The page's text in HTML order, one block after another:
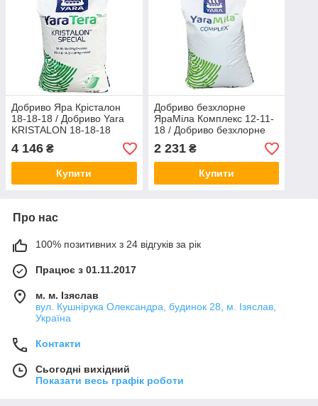
Добриво Яра Крісталон
18-18-18 / Добриво Yara
KRISTALON 18-18-18
SPECIAL (25 кг)
4 146 ₴
Купити
Добриво безхлорне
ЯраМіла Комплекс 12-11-
18 / Добриво безхлорне
YaraMila COMPLEX 12-11-
18(25 кг)
2 231₴
Купити
Про нас
100% позитивних з 24 відгуків за рік
Працює з 01.11.2017
м. м. Ізяслав
вул. Кушнірука Олександра, будинок 28, м. Ізяслав,
Україна
Контакти
Сьогодні вихідний
Показати весь графік роботи